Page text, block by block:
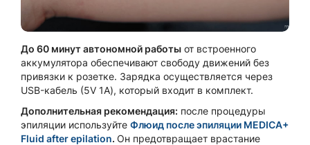
До 60 минут автономной работы от встроенного
аккумулятора обеспечивают свободу движений без
привязки к розетке. Зарядка осуществляется через
USB-кабель (5V 1A), который входит в комплект.
Дополнительная рекомендация: после процедуры
эпиляции используйте Флюид после эпиляции MEDICA+
Fluid after epilation. Он предотвращает врастание